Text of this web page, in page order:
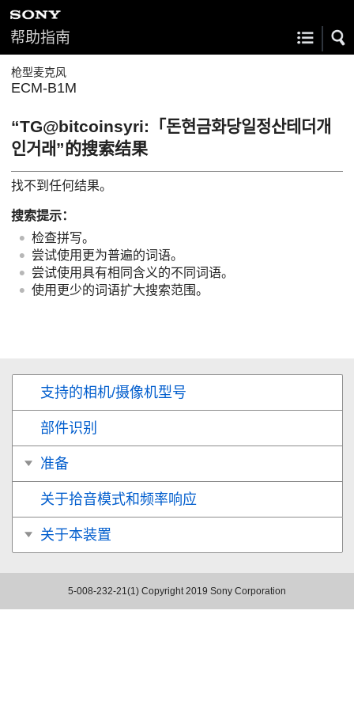
帮助指南
枪型麦克风
ECM-B1M
“TG@bitcoinsyri:「돈현금화당일정산테더개
인거래”的搜索结果
找不到任何结果。
搜索提示：
检查拼写。
尝试使用更为普遍的词语。
尝试使用具有相同含义的不同词语。
使用更少的词语扩大搜索范围。
支持的相机/摄像机型号
部件识别
准备
关于拾音模式和频率响应
关于本装置
5-008-232-21(1) Copyright 2019 Sony Corporation